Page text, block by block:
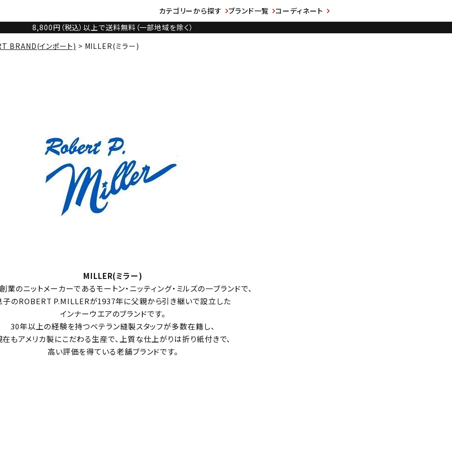
カテゴリーから探す ブランド一覧
コーディネート
8,800円（税込）以上で送料無料（一部地域を除く）
BRAND(インポート)
MILLER(ミラー)
MILLER(ミラー)
業のニットメーカーであるモートン・ニッティング・ミルズの一ブランドで、
子のROBERT P.MILLERが1937年に父親から引き継いで設立した
インナーウエアのブランドです。
30年以上の経験を持つベテラン縫製スタッフが多数在籍し、
在もアメリカ製にこだわる生産で、上質な仕上がりは折り紙付きで、
高い評価を得ている老舗ブランドです。